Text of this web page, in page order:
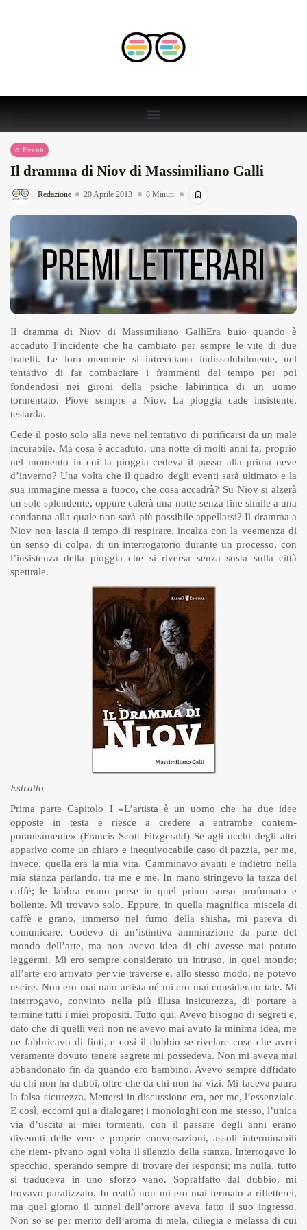
Eventi
Il dramma di Niov di Massimiliano Galli
Redazione 20 Aprile 2013 8 Minuti
Il dramma di Niov di Massimiliano GalliEra buio quando è
accaduto l’incidente che ha cambiato per sempre le vite di due
fratelli. Le loro memorie si intrecciano indissolubilmente, nel
tentativo di far combaciare i frammenti del tempo per poi
fondendosi nei gironi della psiche labirintica di un uomo
tormentato. Piove sempre a Niov. La pioggia cade insistente,
testarda.
Cede il posto solo alla neve nel tentativo di purificarsi da un male
incurabile. Ma cosa è accaduto, una notte di molti anni fa, proprio
nel momento in cui la pioggia cedeva il passo alla prima neve
d’inverno? Una volta che il quadro degli eventi sarà ultimato e la
sua immagine messa a fuoco, che cosa accadrà? Su Niov si alzerà
un sole splendente, oppure calerà una notte senza fine simile a una
condanna alla quale non sarà più possibile appellarsi? Il dramma a
Niov non lascia il tempo di respirare, incalza con la veemenza di
un senso di colpa, di un interrogatorio durante un processo, con
l’insistenza della pioggia che si riversa senza sosta sulla città
spettrale.
Estratto
Prima parte Capitolo I «L’artista è un uomo che ha due idee
opposte in testa e riesce a credere a entrambe contem-
poraneamente» (Francis Scott Fitzgerald) Se agli occhi degli altri
apparivo come un chiaro e inequivocabile caso di pazzia, per me,
invece, quella era la mia vita. Camminavo avanti e indietro nella
mia stanza parlando, tra me e me. In mano stringevo la tazza del
caffè; le labbra erano perse in quel primo sorso profumato e
bollente. Mi trovavo solo. Eppure, in quella magnifica miscela di
caffè e grano, immerso nel fumo della shisha, mi pareva di
comunicare. Godevo di un’istintiva ammirazione da parte del
mondo dell’arte, ma non avevo idea di chi avesse mai potuto
leggermi. Mi ero sempre considerato un intruso, in quel mondo;
all’arte ero arrivato per vie traverse e, allo stesso modo, ne potevo
uscire. Non ero mai nato artista né mi ero mai considerato tale. Mi
interrogavo, convinto nella più illusa insicurezza, di portare a
termine tutti i miei propositi. Tutto qui. Avevo bisogno di segreti e,
dato che di quelli veri non ne avevo mai avuto la minima idea, me
ne fabbricavo di finti, e così il dubbio se rivelare cose che avrei
veramente dovuto tenere segrete mi possedeva. Non mi aveva mai
abbandonato fin da quando ero bambino. Avevo sempre diffidato
da chi non ha dubbi, oltre che da chi non ha vizi. Mi faceva paura
la falsa sicurezza. Mettersi in discussione era, per me, l’essenziale.
E così, eccomi qui a dialogare; i monologhi con me stesso, l’unica
via d’uscita ai miei tormenti, con il passare degli anni erano
divenuti delle vere e proprie conversazioni, assoli interminabili
che riem- pivano ogni volta il silenzio della stanza. Interrogavo lo
specchio, sperando sempre di trovare dei responsi; ma nulla, tutto
si traduceva in uno sforzo vano. Sopraffatto dal dubbio, mi
trovavo paralizzato. In realtà non mi ero mai fermato a rifletterci,
ma quel giorno il tunnel dell’orrore aveva fatto il suo ingresso.
Non so se per merito dell’aroma di mela, ciliegia e melassa di cui